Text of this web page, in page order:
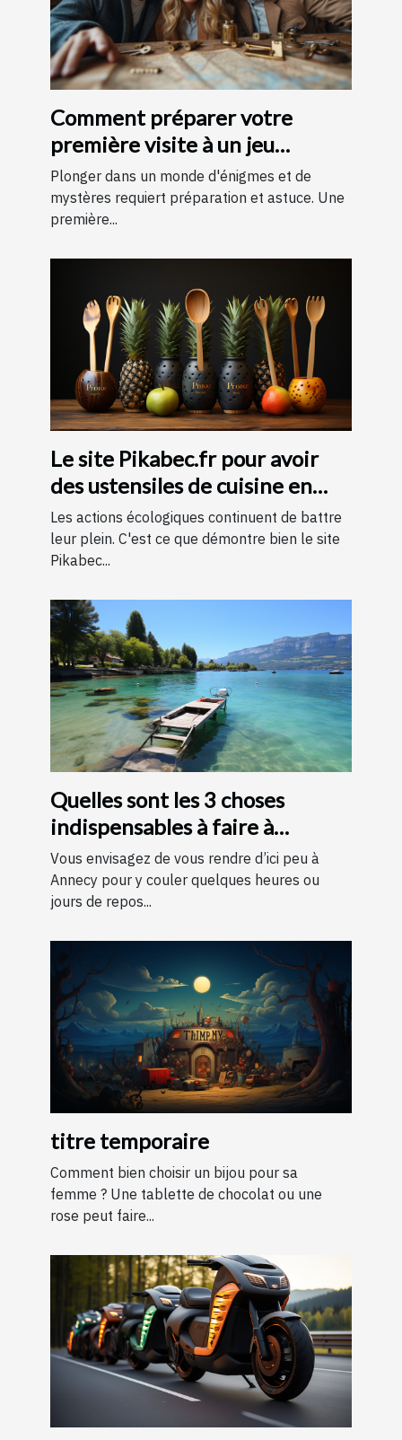
Comment préparer votre
première visite à un jeu
d'évasion : conseils et astuces
pour une expérience
mémorable
Plonger dans un monde d'énigmes et de
mystères requiert préparation et astuce. Une
première...
Le site Pikabec.fr pour avoir
des ustensiles de cuisine en
bois
Les actions écologiques continuent de battre
leur plein. C'est ce que démontre bien le site
Pikabec...
Quelles sont les 3 choses
indispensables à faire à
Annecy ?
Vous envisagez de vous rendre d’ici peu à
Annecy pour y couler quelques heures ou
jours de repos...
titre temporaire
Comment bien choisir un bijou pour sa
femme ? Une tablette de chocolat ou une
rose peut faire...